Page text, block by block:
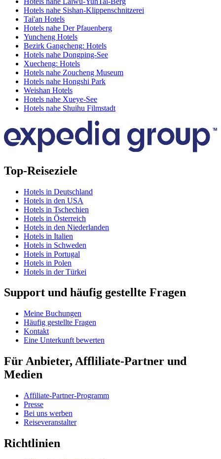
Hotels nahe Sishan-Klippenschnitzerei
Tai'an Hotels
Hotels nahe Der Pfauenberg
Yuncheng Hotels
Bezirk Gangcheng: Hotels
Hotels nahe Dongping-See
Xuecheng: Hotels
Hotels nahe Zoucheng Museum
Hotels nahe Hongshi Park
Weishan Hotels
Hotels nahe Xueye-See
Hotels nahe Shuihu Filmstadt
Top-Reiseziele
Hotels in Deutschland
Hotels in den USA
Hotels in Tschechien
Hotels in Österreich
Hotels in den Niederlanden
Hotels in Italien
Hotels in Schweden
Hotels in Portugal
Hotels in Polen
Hotels in der Türkei
Support und häufig gestellte Fragen
Meine Buchungen
Häufig gestellte Fragen
Kontakt
Eine Unterkunft bewerten
Für Anbieter, Affliliate-Partner und
Medien
Affiliate-Partner-Programm
Presse
Bei uns werben
Reiseveranstalter
Richtlinien